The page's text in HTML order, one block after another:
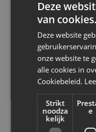
Sofie
Invoicing
Deze
van cookies.
Deze website
onze website te
alle cookies in
Cookiebeleid.
Strikt
noodza
kelijk
e